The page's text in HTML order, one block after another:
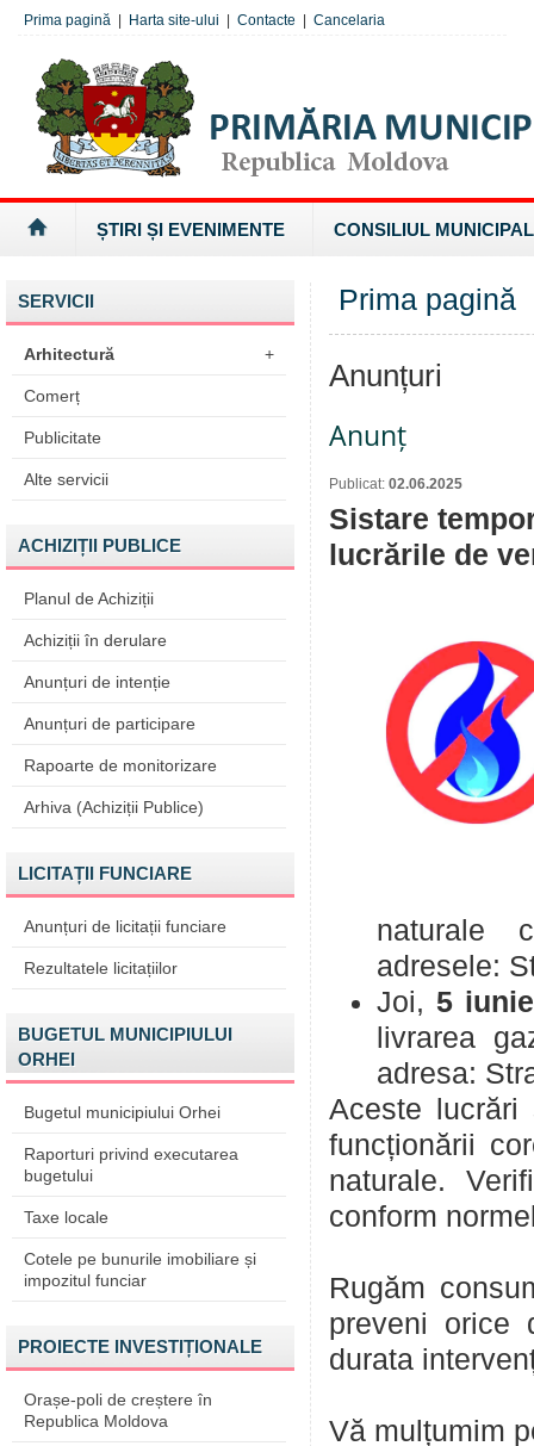
Prima pagină Harta site-ului Contacte Cancelaria
ȘTIRI ȘI EVENIMENTE CONSILIUL MUNICIPAL
SERVICII
Arhitectură +
Comerț
Publicitate
Alte servicii
ACHIZIȚII PUBLICE
Planul de Achiziții
Achiziții în derulare
Anunțuri de intenție
Anunțuri de participare
Rapoarte de monitorizare
Arhiva (Achiziții Publice)
LICITAȚII FUNCIARE
Anunțuri de licitații funciare
Rezultatele licitațiilor
BUGETUL MUNICIPIULUI
ORHEI
Bugetul municipiului Orhei
Raporturi privind executarea
bugetului
Taxe locale
Cotele pe bunurile imobiliare și
impozitul funciar
PROIECTE INVESTIȚIONALE
Orașe-poli de creștere în
Republica Moldova
Prima pagină
Anunțuri
Anunț
Publicat: 02.06.2025
Sistare
lucrările de
naturale
adresele:
Joi, 5
livrarea
adresa:
Aceste lucrări
funcționării
naturale.
conform
Rugăm
preveni orice
durata
Vă mulțumim